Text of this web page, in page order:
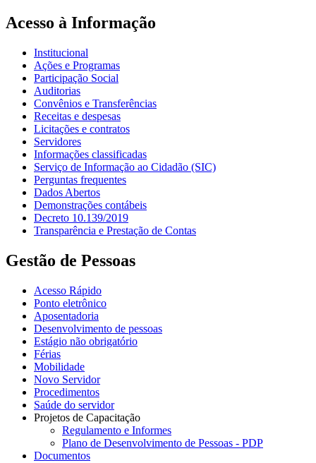
Acesso à Informação
Institucional
Ações e Programas
Participação Social
Auditorias
Convênios e Transferências
Receitas e despesas
Licitações e contratos
Servidores
Informações classificadas
Serviço de Informação ao Cidadão (SIC)
Perguntas frequentes
Dados Abertos
Demonstrações contábeis
Decreto 10.139/2019
Transparência e Prestação de Contas
Gestão de Pessoas
Acesso Rápido
Ponto eletrônico
Aposentadoria
Desenvolvimento de pessoas
Estágio não obrigatório
Férias
Mobilidade
Novo Servidor
Procedimentos
Saúde do servidor
Projetos de Capacitação
Regulamento e Informes
Plano de Desenvolvimento de Pessoas - PDP
Documentos